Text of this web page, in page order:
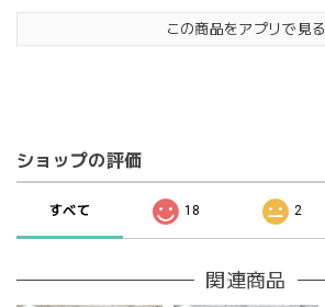
この商品をアプリで見る
ショップの評価
すべて 18 2
関連商品